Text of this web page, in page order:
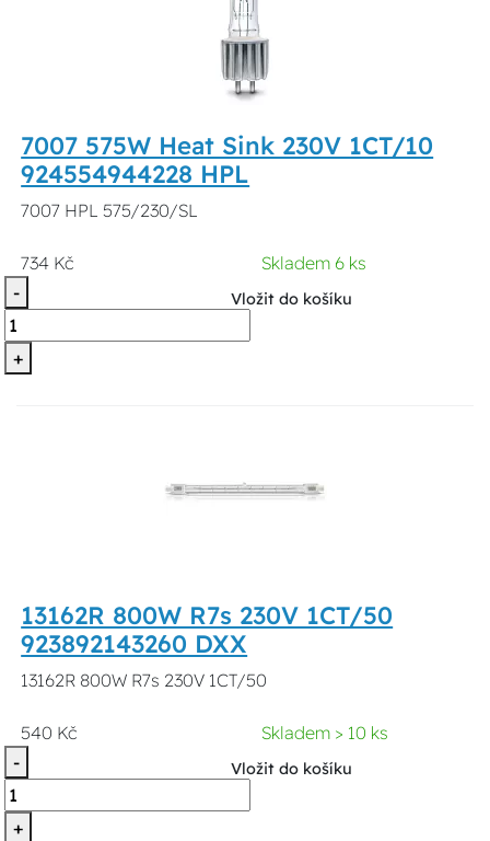
7007 575W Heat Sink 230V 1CT/10
924554944228 HPL
7007 HPL 575/230/SL
734 Kč
Skladem 6 ks
-
+
Vložit do košíku
13162R 800W R7s 230V 1CT/50
923892143260 DXX
13162R 800W R7s 230V 1CT/50
540 Kč
Skladem > 10 ks
-
+
Vložit do košíku